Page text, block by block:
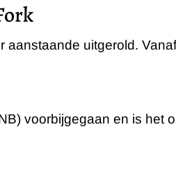
uitgerold.
voorbijgegaan en is het